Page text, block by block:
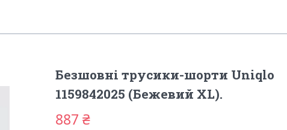
Безшовні трусики-шорти Uniqlo
1159842025 (Бежевий XL).
887 ₴